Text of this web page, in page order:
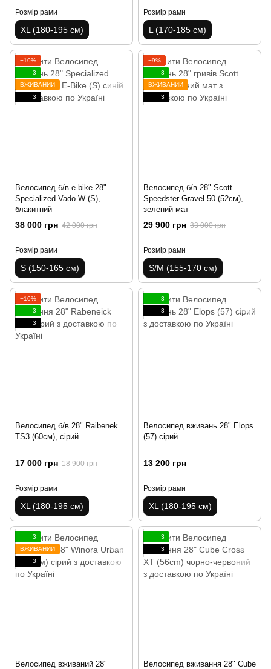
Розмір рами
XL (180-195 см)
Розмір рами
L (170-185 см)
−10%
3
ВЖИВАНИЙ
3
Велосипед б/в e-bike 28"
Specialized Vado W (S),
блакитний
38 000 грн 42 000 грн
Розмір рами
S (150-165 см)
−9%
3
ВЖИВАНИЙ
3
Велосипед б/в 28" Scott
Speedster Gravel 50 (52см),
зелений мат
29 900 грн 33 000 грн
Розмір рами
S/M (155-170 см)
−10%
3
3
Велосипед б/в 28" Raibenek
TS3 (60см), сірий
17 000 грн 18 900 грн
Розмір рами
XL (180-195 см)
3
3
Велосипед вживань 28" Elops
(57) сірий
13 200 грн
Розмір рами
XL (180-195 см)
3
ВЖИВАНИЙ
3
Велосипед вживаний 28"
3
3
Велосипед вживання 28" Cube